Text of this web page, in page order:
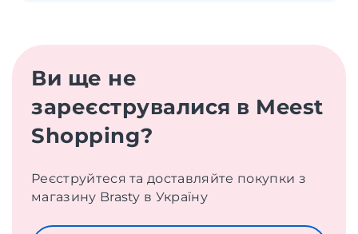
Ви ще не
зареєструвалися в Meest
Shopping?
Реєструйтеся та доставляйте покупки з
магазину Brasty в Україну